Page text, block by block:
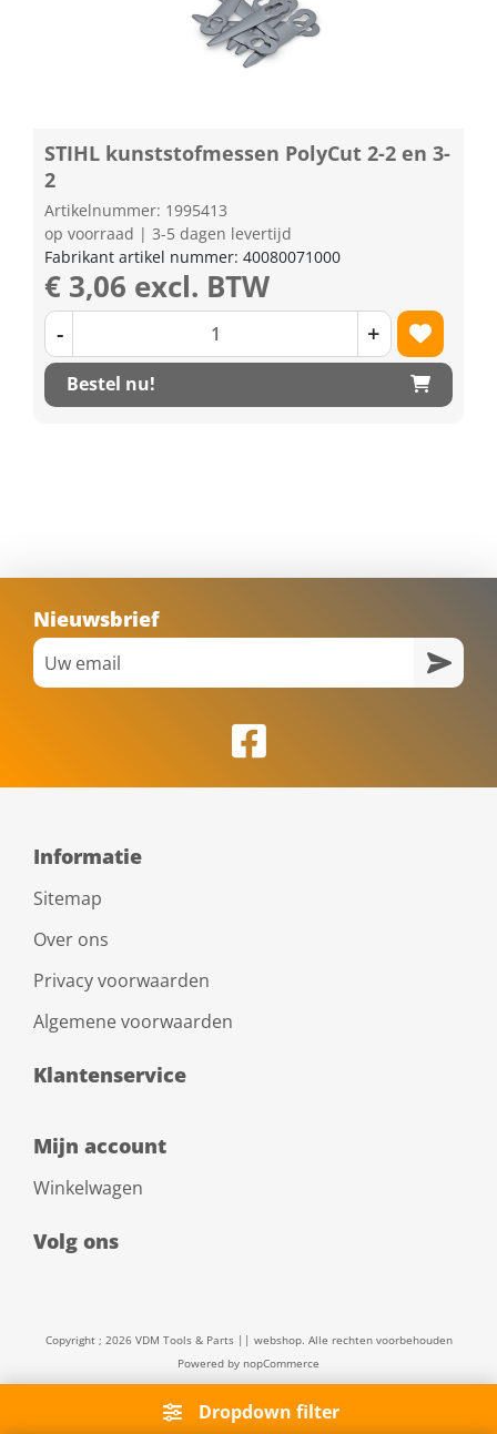
Dropdown filter
STIHL kunststofmessen PolyCut 2-2 en 3-
2
Artikelnummer: 1995413
op voorraad | 3-5 dagen levertijd
Fabrikant artikel nummer: 40080071000
€ 3,06 excl. BTW
- +
Bestel nu!
Nieuwsbrief
Informatie
Sitemap
Over ons
Privacy voorwaarden
Algemene voorwaarden
Klantenservice
Mijn account
Winkelwagen
Volg ons
Copyright ; 2026 VDM Tools & Parts || webshop. Alle rechten voorbehouden
Powered by nopCommerce